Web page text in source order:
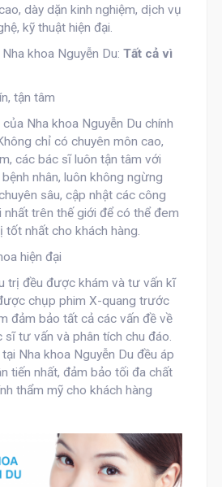
dày dặn kinh nghiệm, dịch vụ
kỹ thuật hiện đại.
khoa Nguyễn Du: Tất cả vì
tận tâm
Nha khoa Nguyễn Du chính
chỉ có chuyên môn cao,
các bác sĩ luôn tận tâm với
nhân, luôn không ngừng
sâu, cập nhật các công
nhất trên thế giới để có thể đem
tốt nhất cho khách hàng.
hiện đại
trị đều được khám và tư vấn kĩ
chụp phim X-quang trước
đảm bảo tất cả các vấn đề về
tư vấn và phân tích chu đáo.
Nha khoa Nguyễn Du đều áp
tiến nhất, đảm bảo tối đa chất
thẩm mỹ cho khách hàng